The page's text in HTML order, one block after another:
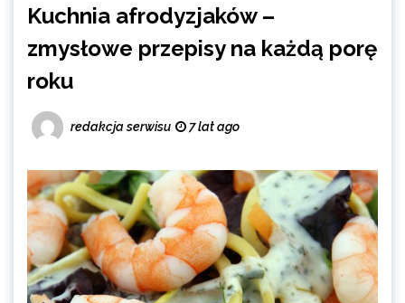
Kuchnia afrodyzjaków –
zmysłowe przepisy na każdą porę
roku
redakcja serwisu 7 lat ago